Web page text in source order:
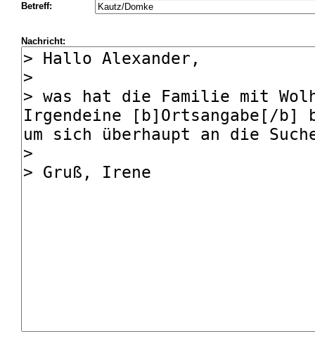
Betreff:
Nachricht: